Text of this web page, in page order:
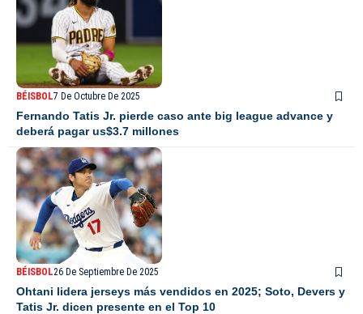
BÉISBOL7 De Octubre De 2025
Fernando Tatis Jr. pierde caso ante big league advance y
deberá pagar us$3.7 millones
BÉISBOL26 De Septiembre De 2025
Ohtani lidera jerseys más vendidos en 2025; Soto, Devers y
Tatis Jr. dicen presente en el Top 10